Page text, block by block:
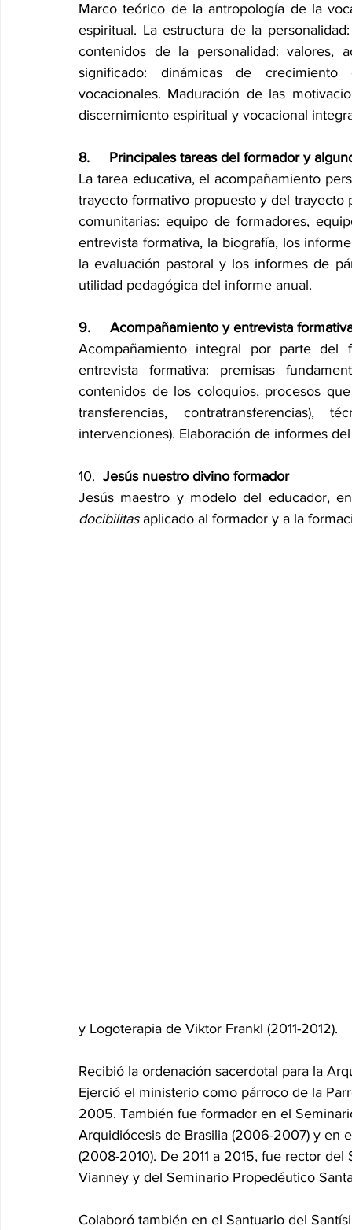
Marco teórico de la antropología de la
espiritual. La estructura de la
contenidos de la personalidad: valores,
significado: dinámicas de crecimiento
vocacionales. Maduración de las
discernimiento espiritual y vocacional
8.     Principales tareas del formador y
La tarea educativa, el acompañamiento
trayecto formativo propuesto y del trayecto
comunitarias: equipo de formadores,
entrevista formativa, la biografía, los
la evaluación pastoral y los informes de
utilidad pedagógica del informe anual.
9.     Acompañamiento y entrevista
Acompañamiento integral por parte del
entrevista formativa: premisas
contenidos de los coloquios, procesos
transferencias, contratransferencias),
intervenciones). Elaboración de informes
10. Jesús nuestro divino formador
docibilitas aplicado al formador y a la
y Logoterapia de Viktor Frankl (2011-2012).
Recibió la ordenación sacerdotal para la
Ejerció el ministerio como párroco de la
2005. También fue formador en el
Arquidiócesis de Brasilia (2006-2007) y en
(2008-2010). De 2011 a 2015, fue rector
Vianney y del Seminario Propedéutico
Colaboró también en el Santuario del